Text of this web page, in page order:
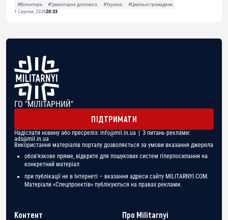
#Волонтери
#Гуманітарна допомога #Україна
#Цивільні громадяни
1 Серпня, 202620:33
ГО "МІЛІТАРНИЙ"
ПІДТРИМАТИ
Надіслати новину або пресреліз: info@mil.in.ua | З питань реклами:
ads@mil.in.ua
Використання матеріалів порталу дозволяється за умови вказання джерела
обов'язкове пряме, відкрите для пошукових систем гіперпосилання на
конкретний матеріал
при публікації не в Інтернеті – вказання адреси сайту MILITARNYI.COM.
Матеріали «Спецпроектів» публікуються на правах реклами.
Контент Про Militarnyi